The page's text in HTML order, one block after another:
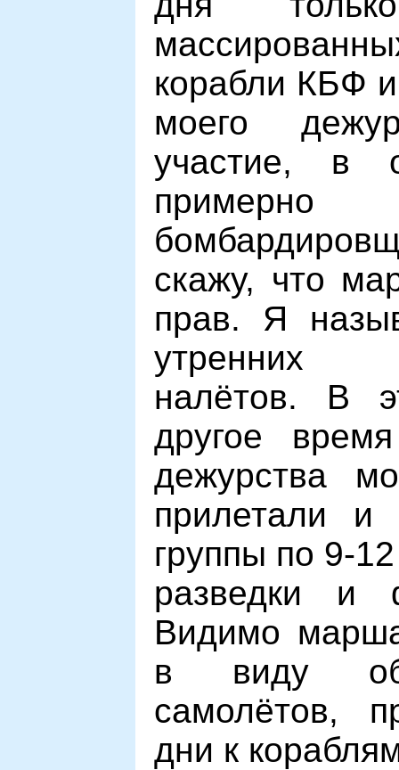
корабли КБФ
моего
участие, в
скажу, что
прав. Я
утренних
налётов. В
другое
дежурства
прилетали и
группы по 9-
разведки и
Видимо
в виду
самолётов,
дни к